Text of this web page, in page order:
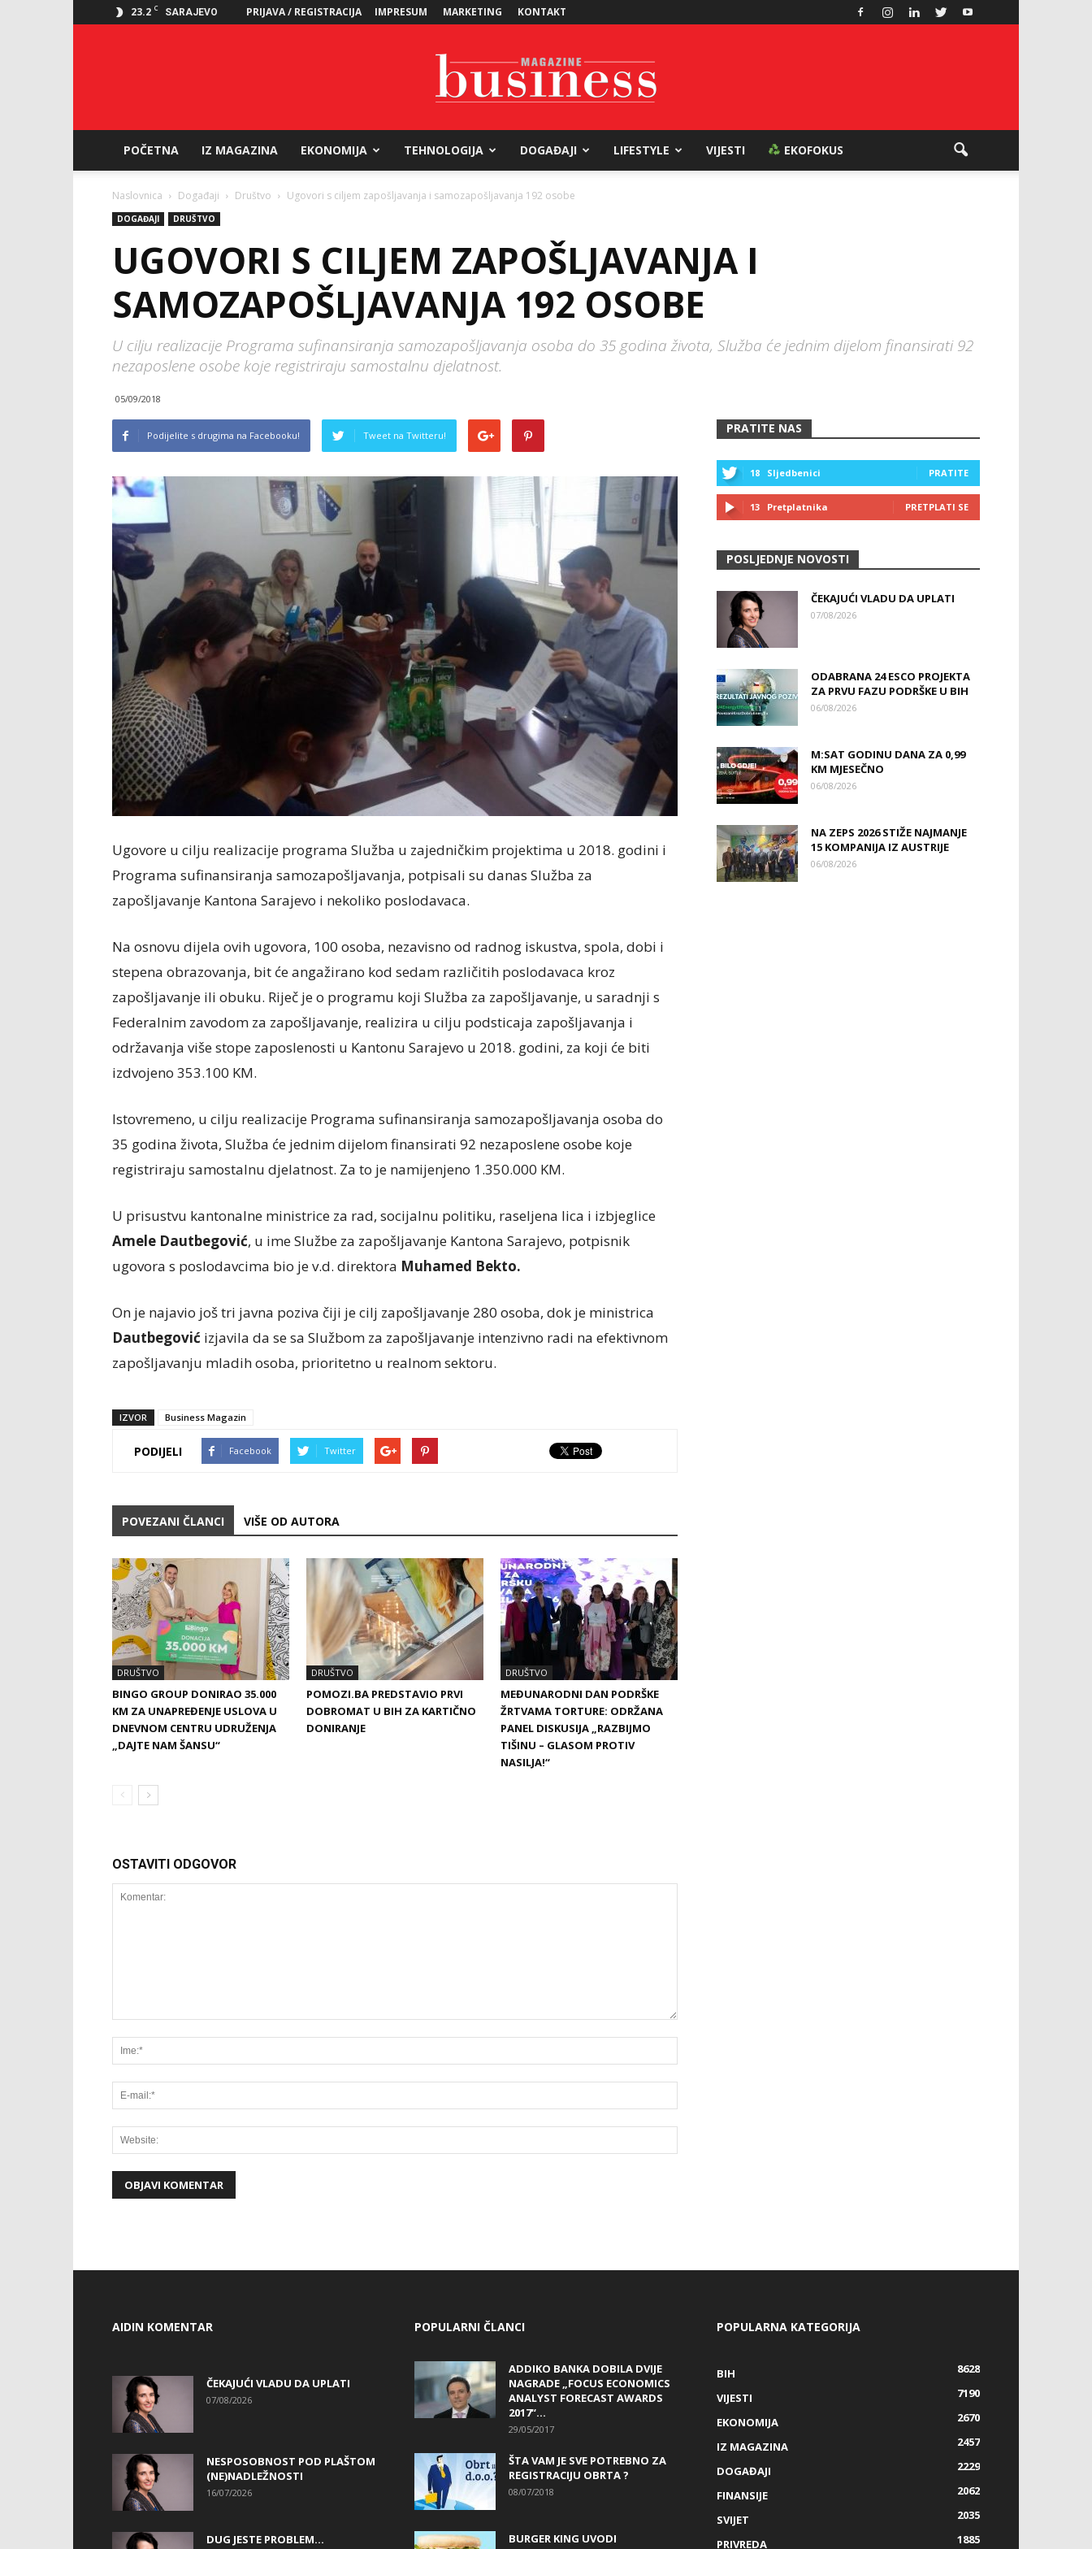
23.2 C SARAJEVO PRIJAVA / REGISTRACIJA IMPRESUM MARKETING KONTAKT
Magazine
POČETNA IZ MAGAZINA EKONOMIJA TEHNOLOGIJA DOGAĐAJI LIFESTYLE VIJESTI EKOFOKUS
Naslovnica Događaji Društvo Ugovori s ciljem zapošljavanja i samozapošljavanja 192 osobe
DOGAĐAJI DRUŠTVO
UGOVORI S CILJEM ZAPOŠLJAVANJA I
SAMOZAPOŠLJAVANJA 192 OSOBE
U cilju realizacije Programa sufinansiranja samozapošljavanja osoba do 35 godina života, Služba će jednim dijelom finansirati 92
nezaposlene osobe koje registriraju samostalnu djelatnost.
05/09/2018
Podijelite s drugima na Facebooku! Tweet na Twitteru!
Ugovore u cilju realizacije programa Služba u zajedničkim projektima u 2018. godini i
Programa sufinansiranja samozapošljavanja, potpisali su danas Služba za
zapošljavanje Kantona Sarajevo i nekoliko poslodavaca.
Na osnovu dijela ovih ugovora, 100 osoba, nezavisno od radnog iskustva, spola, dobi i
stepena obrazovanja, bit će angažirano kod sedam različitih poslodavaca kroz
zapošljavanje ili obuku. Riječ je o programu koji Služba za zapošljavanje, u saradnji s
Federalnim zavodom za zapošljavanje, realizira u cilju podsticaja zapošljavanja i
održavanja više stope zaposlenosti u Kantonu Sarajevo u 2018. godini, za koji će biti
izdvojeno 353.100 KM.
Istovremeno, u cilju realizacije Programa sufinansiranja samozapošljavanja osoba do
35 godina života, Služba će jednim dijelom finansirati 92 nezaposlene osobe koje
registriraju samostalnu djelatnost. Za to je namijenjeno 1.350.000 KM.
U prisustvu kantonalne ministrice za rad, socijalnu politiku, raseljena lica i izbjeglice
Amele Dautbegović, u ime Službe za zapošljavanje Kantona Sarajevo, potpisnik
ugovora s poslodavcima bio je v.d. direktora Muhamed Bekto.
On je najavio još tri javna poziva čiji je cilj zapošljavanje 280 osoba, dok je ministrica
Dautbegović izjavila da se sa Službom za zapošljavanje intenzivno radi na efektivnom
zapošljavanju mladih osoba, prioritetno u realnom sektoru.
IZVOR Business Magazin
PODIJELI Facebook Twitter
POVEZANI ČLANCI VIŠE OD AUTORA
DRUŠTVO
BINGO GROUP DONIRAO 35.000
KM ZA UNAPREĐENJE USLOVA U
DNEVNOM CENTRU UDRUŽENJA
„DAJTE NAM ŠANSU“
DRUŠTVO
POMOZI.BA PREDSTAVIO PRVI
DOBROMAT U BIH ZA KARTIČNO
DONIRANJE
DRUŠTVO
MEĐUNARODNI DAN PODRŠKE
ŽRTVAMA TORTURE: ODRŽANA
PANEL DISKUSIJA „RAZBIJMO
TIŠINU – GLASOM PROTIV
NASILJA!“
OSTAVITI ODGOVOR
PRATITE NAS
18 Sljedbenici PRATITE
13 Pretplatnika PRETPLATI SE
POSLJEDNJE NOVOSTI
ČEKAJUĆI VLADU DA UPLATI
07/08/2026
ODABRANA 24 ESCO PROJEKTA
ZA PRVU FAZU PODRŠKE U BIH
06/08/2026
M:SAT GODINU DANA ZA 0,99
KM MJESEČNO
06/08/2026
NA ZEPS 2026 STIŽE NAJMANJE
15 KOMPANIJA IZ AUSTRIJE
06/08/2026
AIDIN KOMENTAR
ČEKAJUĆI VLADU DA UPLATI
07/08/2026
NESPOSOBNOST POD PLAŠTOM
(NE)NADLEŽNOSTI
16/07/2026
DUG JESTE PROBLEM…
POPULARNI ČLANCI
ADDIKO BANKA DOBILA DVIJE
NAGRADE „FOCUS ECONOMICS
ANALYST FORECAST AWARDS
2017“...
29/05/2017
ŠTA VAM JE SVE POTREBNO ZA
REGISTRACIJU OBRTA ?
08/07/2018
BURGER KING UVODI
POPULARNA KATEGORIJA
BIH
8628
VIJESTI
7190
EKONOMIJA
2670
IZ MAGAZINA
2457
DOGAĐAJI
2229
FINANSIJE
2062
SVIJET
2035
PRIVREDA
1885